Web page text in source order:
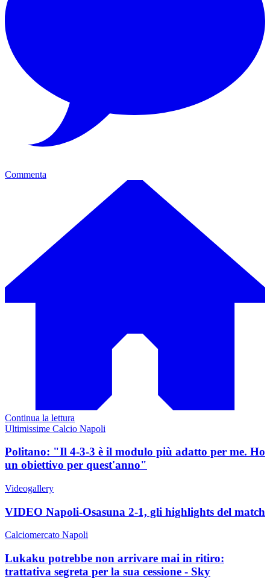
Commenta
Continua la lettura
Ultimissime Calcio Napoli
Politano: "Il 4-3-3 è il modulo più adatto per me. Ho
un obiettivo per quest'anno"
Videogallery
VIDEO Napoli-Osasuna 2-1, gli highlights del match
Calciomercato Napoli
Lukaku potrebbe non arrivare mai in ritiro:
trattativa segreta per la sua cessione - Sky